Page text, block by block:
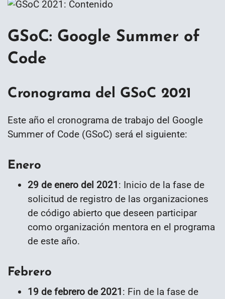
GSoC: Google Summer of
Code
Cronograma del GSoC 2021
Este año el cronograma de trabajo del Google
Summer of Code (GSoC) será el siguiente:
Enero
29 de enero del 2021: Inicio de la fase de
solicitud de registro de las organizaciones
de código abierto que deseen participar
como organización mentora en el programa
de este año.
Febrero
19 de febrero de 2021: Fin de la fase de